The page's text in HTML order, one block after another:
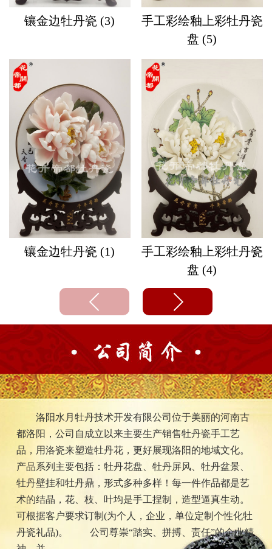
镶金边牡丹瓷 (3)
镶金边牡丹瓷 (1)
手工彩绘釉上彩牡丹瓷
盘 (5)
手工彩绘釉上彩牡丹瓷
盘 (4)
洛阳水月牡丹技术开发有限公司位于美丽的河南古
都洛阳，公司自成立以来主要生产销售牡丹瓷手工艺
品，用洛瓷来塑造牡丹花，更好展现洛阳的地域文化。
产品系列主要包括：牡丹花盘、牡丹屏风、牡丹盆景、
牡丹壁挂和牡丹鼎，形式多种多样！每一件作品都是艺
术的结晶，花、枝、叶均是手工捏制，造型逼真生动。
可根据客户要求订制(为个人，企业，单位定制个性化牡
丹瓷礼品)。 公司尊崇“踏实、拼搏、责任”的企业精